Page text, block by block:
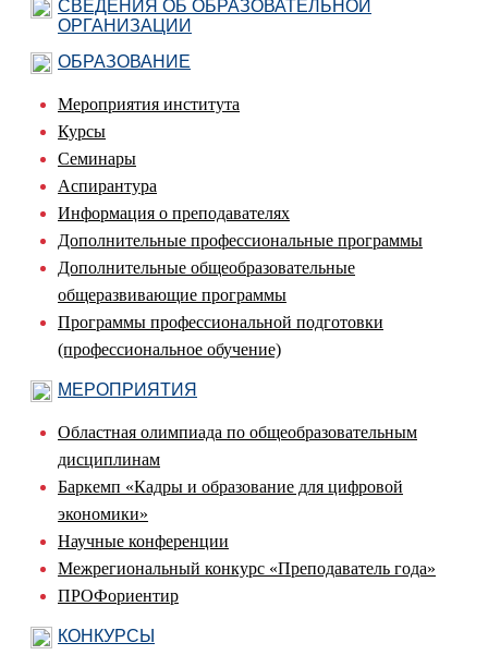
СВЕДЕНИЯ ОБ ОБРАЗОВАТЕЛЬНОЙ
ОРГАНИЗАЦИИ
ОБРАЗОВАНИЕ
Мероприятия института
Курсы
Семинары
Аспирантура
Информация о преподавателях
Дополнительные профессиональные программы
Дополнительные общеобразовательные
общеразвивающие программы
Программы профессиональной подготовки
(профессиональное обучение)
МЕРОПРИЯТИЯ
Областная олимпиада по общеобразовательным
дисциплинам
Баркемп «Кадры и образование для цифровой
экономики»
Научные конференции
Межрегиональный конкурс «Преподаватель года»
ПРОФориентир
КОНКУРСЫ